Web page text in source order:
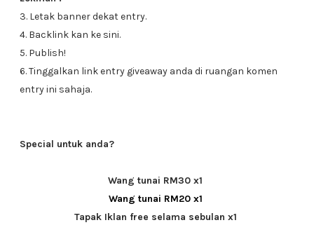
3. Letak banner dekat entry.
4. Backlink kan ke sini.
5. Publish!
6. Tinggalkan link entry giveaway anda di ruangan komen
entry ini sahaja.
Special untuk anda?
Wang tunai RM30 x1
Wang tunai RM20 x1
Tapak Iklan free selama sebulan x1